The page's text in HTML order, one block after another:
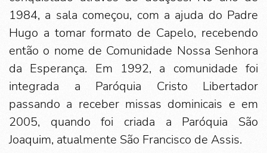
1984, a sala começou, com a ajuda do Padre
Hugo a tomar formato de Capelo, recebendo
então o nome de Comunidade Nossa Senhora
da Esperança. Em 1992, a comunidade foi
integrada a Paróquia Cristo Libertador
passando a receber missas dominicais e em
2005, quando foi criada a Paróquia São
Joaquim, atualmente São Francisco de Assis.